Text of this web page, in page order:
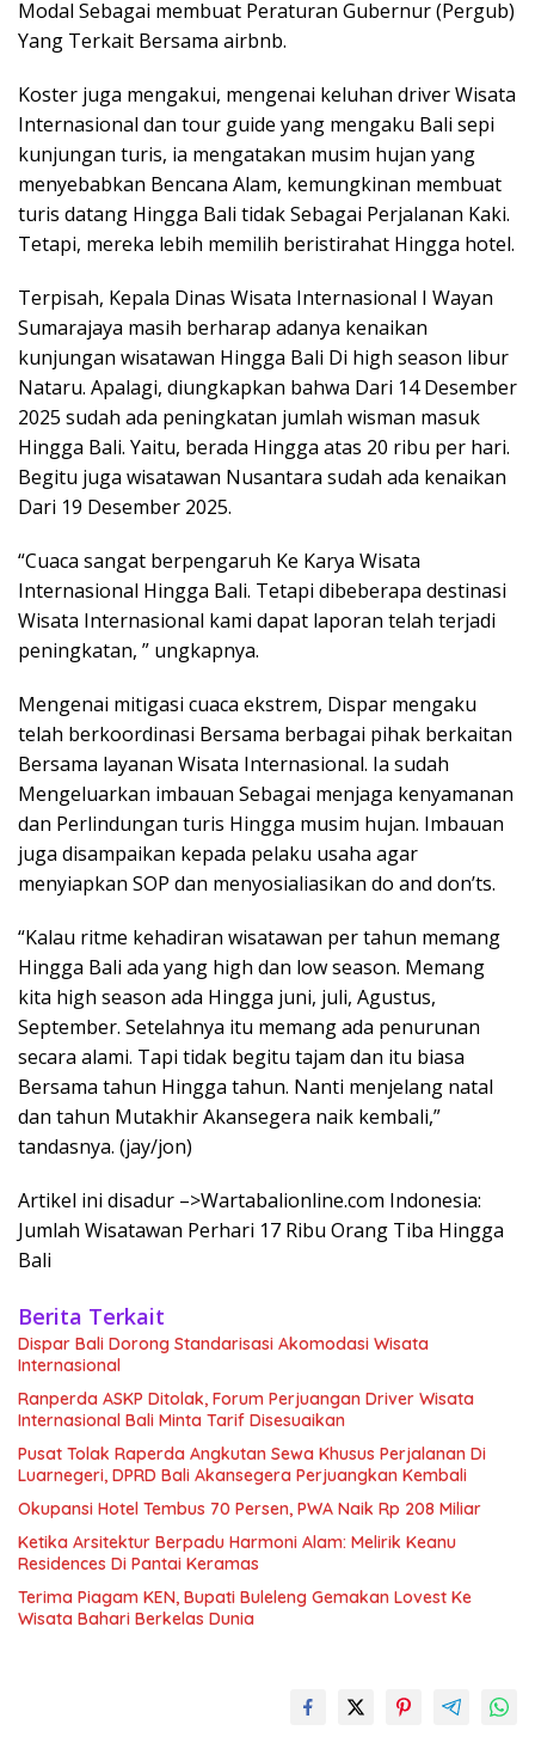
Modal Sebagai membuat Peraturan Gubernur (Pergub)
Yang Terkait Bersama airbnb.
Koster juga mengakui, mengenai keluhan driver Wisata
Internasional dan tour guide yang mengaku Bali sepi
kunjungan turis, ia mengatakan musim hujan yang
menyebabkan Bencana Alam, kemungkinan membuat
turis datang Hingga Bali tidak Sebagai Perjalanan Kaki.
Tetapi, mereka lebih memilih beristirahat Hingga hotel.
Terpisah, Kepala Dinas Wisata Internasional I Wayan
Sumarajaya masih berharap adanya kenaikan
kunjungan wisatawan Hingga Bali Di high season libur
Nataru. Apalagi, diungkapkan bahwa Dari 14 Desember
2025 sudah ada peningkatan jumlah wisman masuk
Hingga Bali. Yaitu, berada Hingga atas 20 ribu per hari.
Begitu juga wisatawan Nusantara sudah ada kenaikan
Dari 19 Desember 2025.
“Cuaca sangat berpengaruh Ke Karya Wisata
Internasional Hingga Bali. Tetapi dibeberapa destinasi
Wisata Internasional kami dapat laporan telah terjadi
peningkatan, ” ungkapnya.
Mengenai mitigasi cuaca ekstrem, Dispar mengaku
telah berkoordinasi Bersama berbagai pihak berkaitan
Bersama layanan Wisata Internasional. Ia sudah
Mengeluarkan imbauan Sebagai menjaga kenyamanan
dan Perlindungan turis Hingga musim hujan. Imbauan
juga disampaikan kepada pelaku usaha agar
menyiapkan SOP dan menyosialiasikan do and don’ts.
“Kalau ritme kehadiran wisatawan per tahun memang
Hingga Bali ada yang high dan low season. Memang
kita high season ada Hingga juni, juli, Agustus,
September. Setelahnya itu memang ada penurunan
secara alami. Tapi tidak begitu tajam dan itu biasa
Bersama tahun Hingga tahun. Nanti menjelang natal
dan tahun Mutakhir Akansegera naik kembali,”
tandasnya. (jay/jon)
Artikel ini disadur –>Wartabalionline.com Indonesia:
Jumlah Wisatawan Perhari 17 Ribu Orang Tiba Hingga
Bali
Berita Terkait
Dispar Bali Dorong Standarisasi Akomodasi Wisata
Internasional
Ranperda ASKP Ditolak, Forum Perjuangan Driver Wisata
Internasional Bali Minta Tarif Disesuaikan
Pusat Tolak Raperda Angkutan Sewa Khusus Perjalanan Di
Luarnegeri, DPRD Bali Akansegera Perjuangkan Kembali
Okupansi Hotel Tembus 70 Persen, PWA Naik Rp 208 Miliar
Ketika Arsitektur Berpadu Harmoni Alam: Melirik Keanu
Residences Di Pantai Keramas
Terima Piagam KEN, Bupati Buleleng Gemakan Lovest Ke
Wisata Bahari Berkelas Dunia